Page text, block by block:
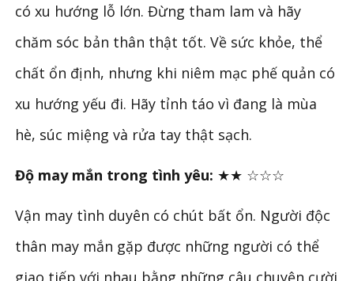
có xu hướng lỗ lớn. Đừng tham lam và hãy
chăm sóc bản thân thật tốt. Về sức khỏe, thể
chất ổn định, nhưng khi niêm mạc phế quản có
xu hướng yếu đi. Hãy tỉnh táo vì đang là mùa
hè, súc miệng và rửa tay thật sạch.
Độ may mắn trong tình yêu: ★★ ☆☆☆
Vận may tình duyên có chút bất ổn. Người độc
thân may mắn gặp được những người có thể
giao tiếp với nhau bằng những câu chuyện cười